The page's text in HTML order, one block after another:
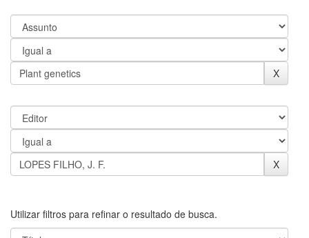
Utilizar filtros para refinar o resultado de busca.